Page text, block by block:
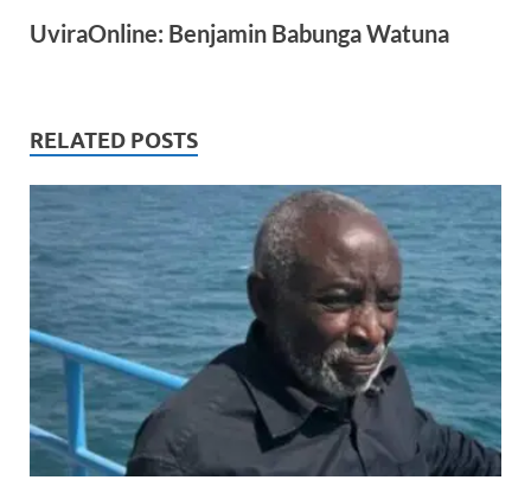
UviraOnline: Benjamin Babunga Watuna
RELATED POSTS